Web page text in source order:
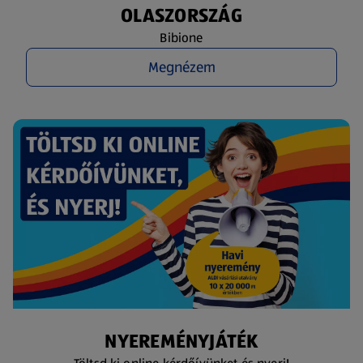
OLASZORSZÁG
Bibione
Megnézem
NYEREMÉNYJÁTÉK